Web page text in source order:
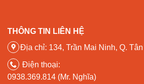
THÔNG TIN LIÊN HỆ
Địa chỉ: 134, Trần Mai Ninh, Q.
Điện thoại:
0938.369.814 (Mr. Nghĩa)